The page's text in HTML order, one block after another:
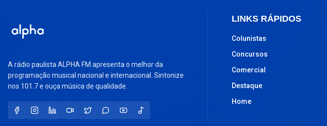
A rádio paulista ALPHA FM apresenta o melhor da
programação musical nacional e internacional. Sintonize
nos 101.7 e ouça música de qualidade.
LINKS RÁPIDOS
Colunistas
Concursos
Comercial
Destaque
Home